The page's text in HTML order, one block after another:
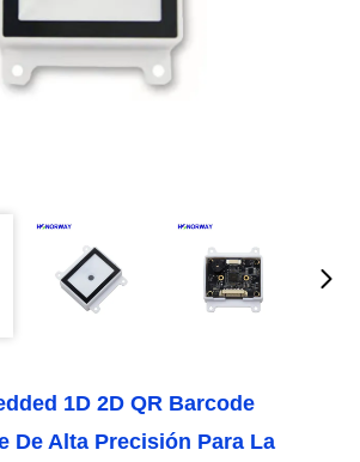
1D 2D QR Barcode
De Alta Precisión Para La